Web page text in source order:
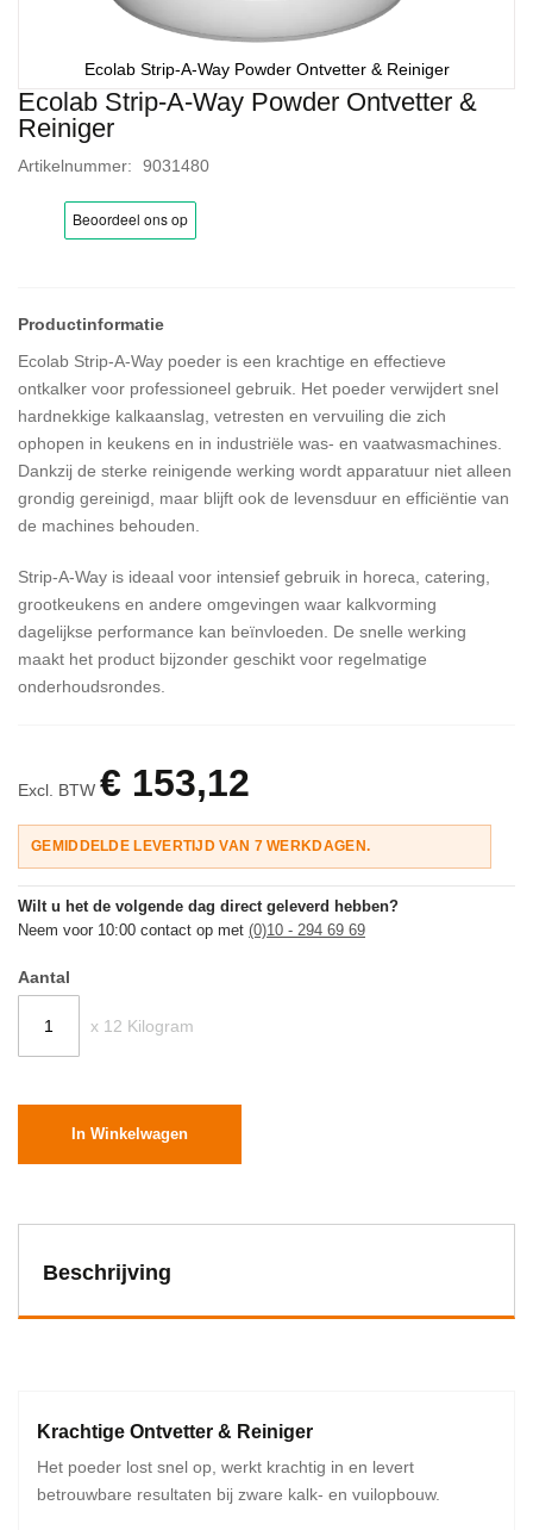
Ecolab Strip-A-Way Powder Ontvetter &
Reiniger
Artikelnummer 9031480
Ecolab Strip-A-Way poeder is een krachtige en effectieve
ontkalker voor professioneel gebruik. Het poeder verwijdert snel
hardnekkige kalkaanslag, vetresten en vervuiling die zich
ophopen in keukens en in industriële was- en vaatwasmachines.
Dankzij de sterke reinigende werking wordt apparatuur niet alleen
grondig gereinigd, maar blijft ook de levensduur en efficiëntie van
de machines behouden.
Strip-A-Way is ideaal voor intensief gebruik in horeca, catering,
grootkeukens en andere omgevingen waar kalkvorming
dagelijkse performance kan beïnvloeden. De snelle werking
maakt het product bijzonder geschikt voor regelmatige
onderhoudsrondes.
Excl. BTW € 153,12
GEMIDDELDE LEVERTIJD VAN 7 WERKDAGEN.
Wilt u het de volgende dag direct geleverd hebben?
Neem voor 10:00 contact op met (0)10 - 294 69 69
Aantal
x 12 Kilogram
In Winkelwagen
Ecolab Strip-A-Way Powder Ontvetter & Reiniger
Ga
naar
begin
afbeeldingen-
Beschrijving
Krachtige Ontvetter & Reiniger
Het poeder lost snel op, werkt krachtig in en levert
betrouwbare resultaten bij zware kalk- en vuilopbouw.